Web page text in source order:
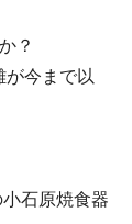
？
が今まで以
石原焼食器